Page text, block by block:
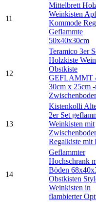
11
Mittelbrett
Weinkisten
Kommode
Geflammte
50x40x30cm
12
Teramico 3er
Holzkiste
Obstkiste
GEFLAMMT
30cm x 25cm
13
Kistenkolli
2er Set
Weinkisten mit
Regalkiste mit
14
Geflammter
Hochschrank
Böden
Obstkisten
Weinkisten in
flambierter